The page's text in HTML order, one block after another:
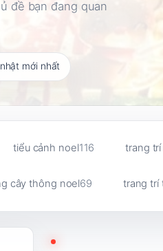
đề bạn đang quan
mới nhất
tiểu cảnh noel116 trang
cây thông noel69 trang trí